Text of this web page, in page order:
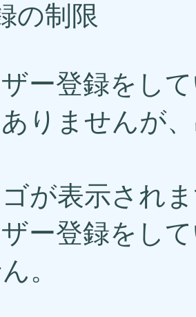
の制限
ー登録をし
りませんが
が表示され
ー登録をし
。